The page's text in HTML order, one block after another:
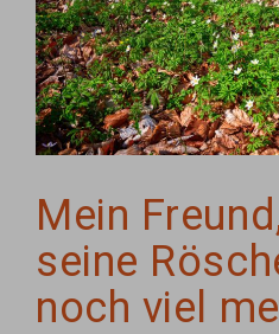
Mein
seine
noch viel